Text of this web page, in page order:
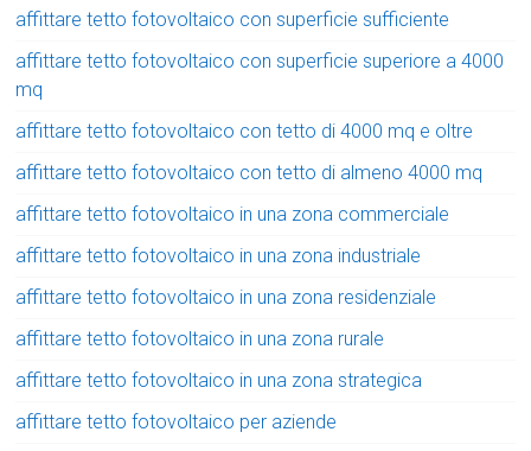
affittare tetto fotovoltaico con superficie sufficiente
affittare tetto fotovoltaico con superficie superiore a 4000
mq
affittare tetto fotovoltaico con tetto di 4000 mq e oltre
affittare tetto fotovoltaico con tetto di almeno 4000 mq
affittare tetto fotovoltaico in una zona commerciale
affittare tetto fotovoltaico in una zona industriale
affittare tetto fotovoltaico in una zona residenziale
affittare tetto fotovoltaico in una zona rurale
affittare tetto fotovoltaico in una zona strategica
affittare tetto fotovoltaico per aziende